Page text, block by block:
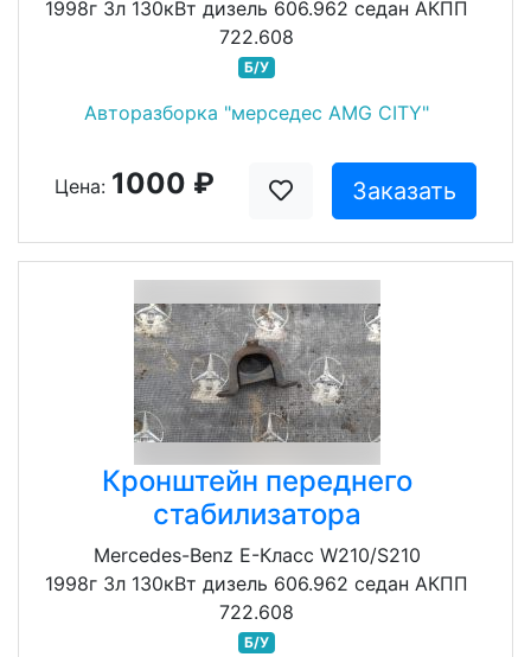
1998г 3л 130кВт дизель 606.962 седан АКПП
722.608
Б/У
Авторазборка "мерседес AMG CITY"
Цена: 1000 ₽ Заказать
Кронштейн переднего
стабилизатора
Mercedes-Benz E-Класс W210/S210
1998г 3л 130кВт дизель 606.962 седан АКПП
722.608
Б/У